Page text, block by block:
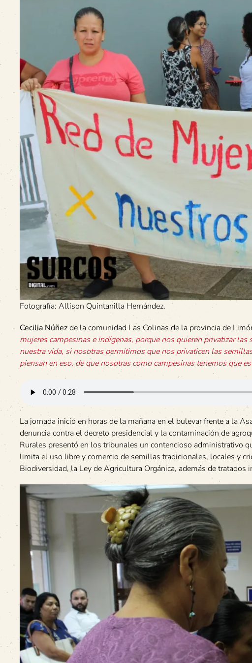
Fotografía: Allison Quintanilla Hernández.
Cecilia Núñezde la comunidad Las Colinas de la provincia de
mujeres campesinas e indígenas, porque nos quieren privatizar
nuestra vida, si nosotras permitimos que nos privaticen las
piensan en eso, de que nosotras como campesinas tenemos que
La jornada inició en horas de la mañana en el bulevar frente a la
denuncia contra el decreto presidencial y la contaminación de
Rurales presentó en los tribunales un contencioso administrativo
limita el uso libre y comercio de semillas tradicionales, locales y
Biodiversidad, la Ley de Agricultura Orgánica, además de